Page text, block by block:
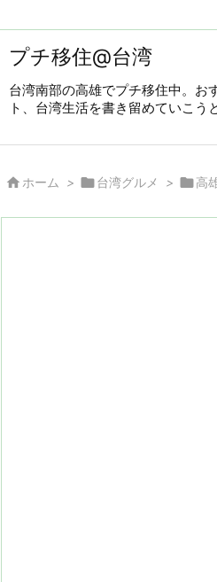
プチ移住@台湾
台湾南部の高雄でプチ移住中。お
ト、台湾生活を書き留めていこう
 ホーム > 台湾グルメ > 高